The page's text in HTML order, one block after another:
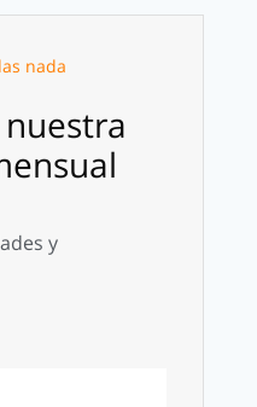
nada
y